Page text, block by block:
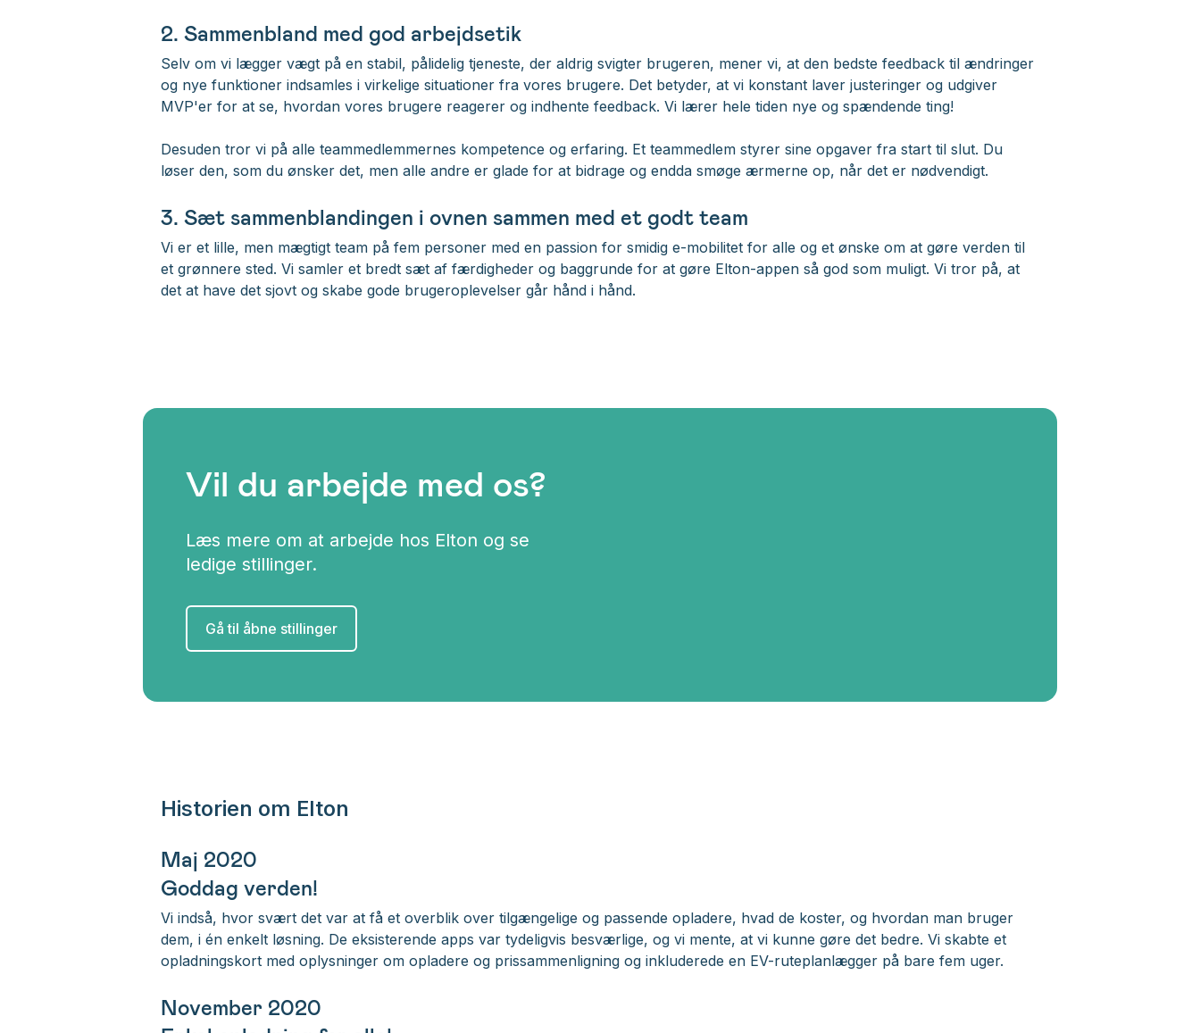
2. Sammenbland med god arbejdsetik
Selv om vi lægger vægt på en stabil, pålidelig tjeneste, der aldrig svigter brugeren, mener vi, at den bedste feedback til ændringer
og nye funktioner indsamles i virkelige situationer fra vores brugere. Det betyder, at vi konstant laver justeringer og udgiver
MVP'er for at se, hvordan vores brugere reagerer og indhente feedback. Vi lærer hele tiden nye og spændende ting!
Desuden tror vi på alle teammedlemmernes kompetence og erfaring. Et teammedlem styrer sine opgaver fra start til slut. Du
løser den, som du ønsker det, men alle andre er glade for at bidrage og endda smøge ærmerne op, når det er nødvendigt.
3. Sæt sammenblandingen i ovnen sammen med et godt team
Vi er et lille, men mægtigt team på fem personer med en passion for smidig e-mobilitet for alle og et ønske om at gøre verden til
et grønnere sted. Vi samler et bredt sæt af færdigheder og baggrunde for at gøre Elton-appen så god som muligt. Vi tror på, at
det at have det sjovt og skabe gode brugeroplevelser går hånd i hånd.
Vil du arbejde med os?
Læs mere om at arbejde hos Elton og se
ledige stillinger.
Gå til åbne stillinger
Historien om Elton
Maj 2020
Goddag verden!
Vi indså, hvor svært det var at få et overblik over tilgængelige og passende opladere, hvad de koster, og hvordan man bruger
dem, i én enkelt løsning. De eksisterende apps var tydeligvis besværlige, og vi mente, at vi kunne gøre det bedre. Vi skabte et
opladningskort med oplysninger om opladere og prissammenligning og inkluderede en EV-ruteplanlægger på bare fem uger.
November 2020